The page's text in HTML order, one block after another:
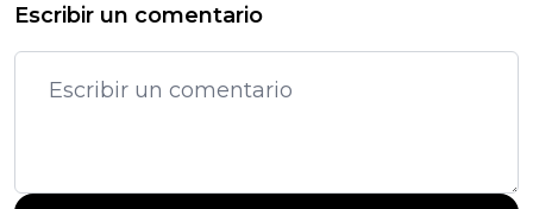
Escribir un comentario